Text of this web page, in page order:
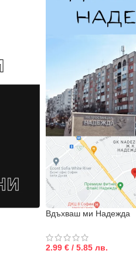
Вдъхваш ми Надежда
2.99 € / 5.85 лв.